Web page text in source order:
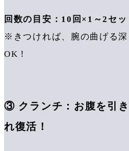
回数の目安：10回×1～2セッ
※きつければ、腕の曲げる深
OK！
③ クランチ：お腹を引
れ復活！